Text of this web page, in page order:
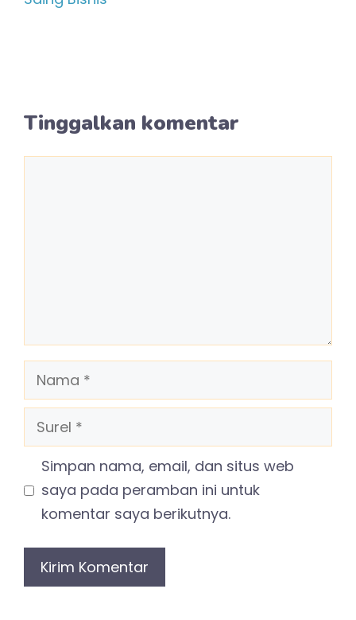
Tinggalkan komentar
Nama
Surel
Simpan nama, email, dan situs web
saya pada peramban ini untuk
komentar saya berikutnya.